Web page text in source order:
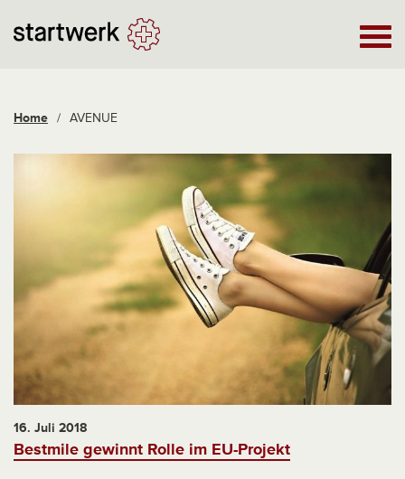
Home / AVENUE
16. Juli 2018
Bestmile gewinnt Rolle im EU-Projekt